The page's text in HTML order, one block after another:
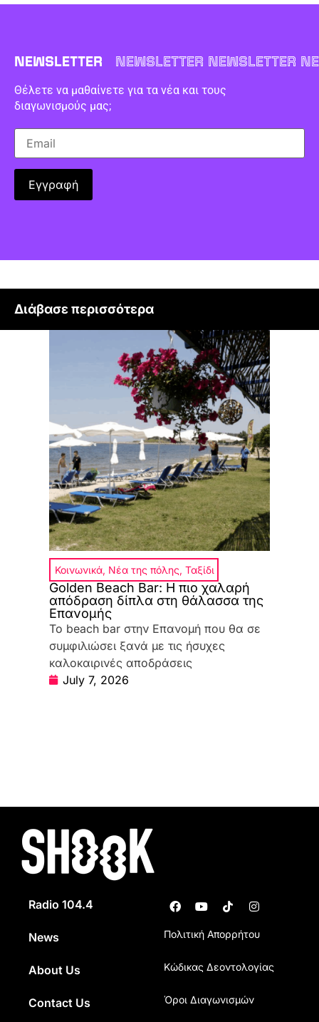
NEWSLETTER NEWSLETTER NEWSLETTER
Θέλετε να μαθαίνετε για τα νέα και τους
διαγωνισμούς μας;
Διάβασε περισσότερα
Κοινωνικά, Νέα της πόλης, Ταξίδι
Golden Beach Bar: Η πιο χαλαρή
απόδραση δίπλα στη θάλασσα της
Επανομής
Το beach bar στην Επανομή που θα σε
συμφιλιώσει ξανά με τις ήσυχες
καλοκαιρινές αποδράσεις
July 7, 2026
Radio 104.4
News
About Us
Contact Us
Πολιτική Απορρήτου
Κώδικας Δεοντολογίας
Όροι Διαγωνισμών